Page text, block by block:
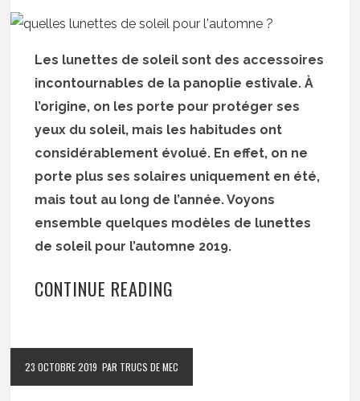
Les lunettes de soleil sont des accessoires
incontournables de la panoplie estivale. À
l’origine, on les porte pour protéger ses
yeux du soleil, mais les habitudes ont
considérablement évolué. En effet, on ne
porte plus ses solaires uniquement en été,
mais tout au long de l’année. Voyons
ensemble quelques modèles de lunettes
de soleil pour l’automne 2019.
CONTINUE READING
23 OCTOBRE 2019 PAR TRUCS DE MEC